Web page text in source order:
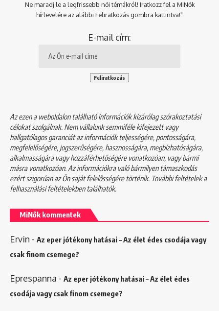
Ne maradj le a legfrissebb női témákról! Iratkozz fel a MiNők
hírlevelére az alábbi Feliratkozás gombra kattintva!"
E-mail cím:
Az ezen a weboldalon található információk kizárólag szórakoztatási
célokat szolgálnak. Nem vállalunk semmiféle kifejezett vagy
hallgatólagos garanciát az információk teljességére, pontosságára,
megfelelőségére, jogszerűségére, hasznosságára, megbízhatóságára,
alkalmasságára vagy hozzáférhetőségére vonatkozóan, vagy bármi
másra vonatkozóan. Az információkra való bármilyen támaszkodás
ezért szigorúan az Ön saját felelősségére történik. További feltételek a
felhasználási feltételekbentalálhatók.
MiNők kommentek
Ervin - Az eper jótékony hatásai – Az élet édes csodája vagy
csak finom csemege?
Eprespanna - Az eper jótékony hatásai – Az élet édes
csodája vagy csak finom csemege?